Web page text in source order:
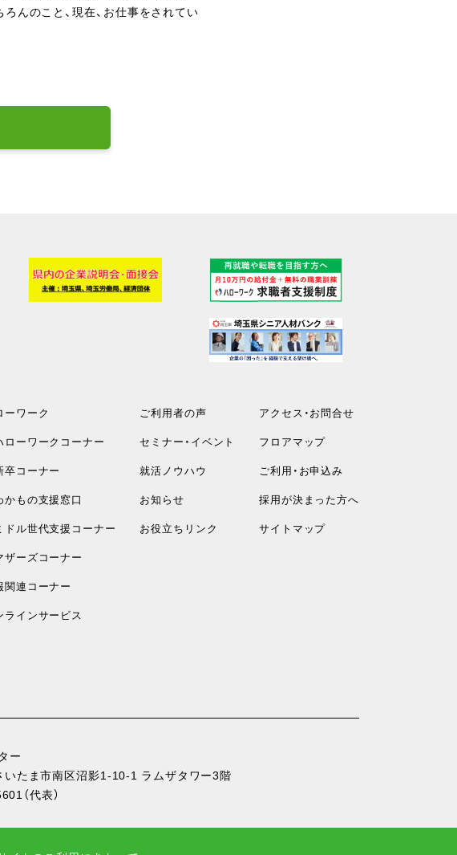
んのこと、現在、お仕事をされてい
ーワーク
ーワークコーナー
コーナー
もの支援窓口
ル世代支援コーナー
ーズコーナー
関連コーナー
ラインサービス
ご利用者の声
セミナー・イベント
就活ノウハウ
お知らせ
お役立ちリンク
アクセス・お問合せ
フロアマップ
ご利用・お申込み
採用が決まった方へ
サイトマップ
ー
いたま市南区沼影1-10-1 ラムザタワー3階
（代表）